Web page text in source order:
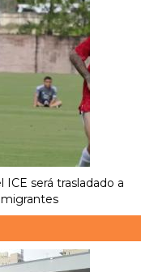
será trasladado a